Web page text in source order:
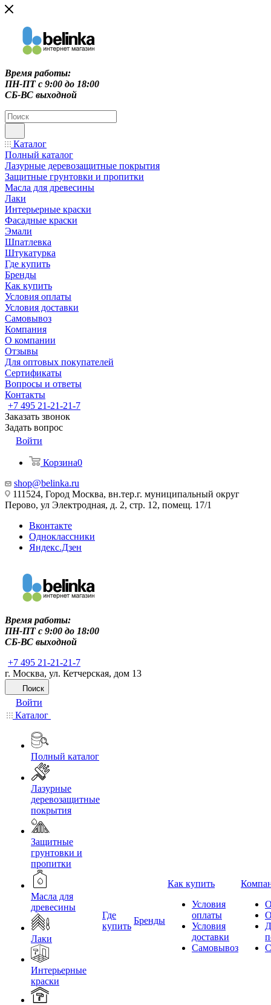
Время работы:
ПН-ПТ c 9:00 до 18:00
СБ-ВС выходной
Каталог
Полный каталог
Лазурные деревозащитные покрытия
Защитные грунтовки и пропитки
Масла для древесины
Лаки
Интерьерные краски
Фасадные краски
Эмали
Шпатлевка
Штукатурка
Где купить
Бренды
Как купить
Условия оплаты
Условия доставки
Самовывоз
Компания
О компании
Отзывы
Для оптовых покупателей
Сертификаты
Вопросы и ответы
Контакты
+7 495 21-21-21-7
Заказать звонок
Задать вопрос
Войти
Корзина0
shop@belinka.ru
111524, Город Москва, вн.тер.г. муниципальный округ
Перово, ул Электродная, д. 2, стр. 12, помещ. 17/1
Вконтакте
Одноклассники
Яндекс.Дзен
Время работы:
ПН-ПТ c 9:00 до 18:00
СБ-ВС выходной
+7 495 21-21-21-7
г. Москва, ул. Кетчерская, дом 13
Поиск
Войти
Каталог
Полный каталог
Лазурные
деревозащитные
покрытия
Защитные
грунтовки и
пропитки
Масла для
древесины
Лаки
Интерьерные
краски
Где
купить
Бренды
Как купить
Условия
оплаты
Условия
доставки
Самовывоз